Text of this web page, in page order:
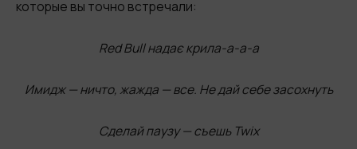
которые вы точно встречали:
Red Bull надає крила-а-а-а
Имидж — ничто, жажда — все. Не дай себе засохнуть
Сделай паузу — съешь Twix